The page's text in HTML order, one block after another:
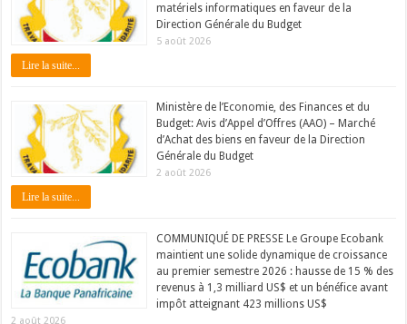
matériels informatiques en faveur de la
Direction Générale du Budget
5 août 2026
Lire la suite...
Ministère de l’Economie, des Finances et du
Budget: Avis d’Appel d’Offres (AAO) – Marché
d’Achat des biens en faveur de la Direction
Générale du Budget
2 août 2026
Lire la suite...
COMMUNIQUÉ DE PRESSE Le Groupe Ecobank
maintient une solide dynamique de croissance
au premier semestre 2026 : hausse de 15 % des
revenus à 1,3 milliard US$ et un bénéfice avant
impôt atteignant 423 millions US$
2 août 2026